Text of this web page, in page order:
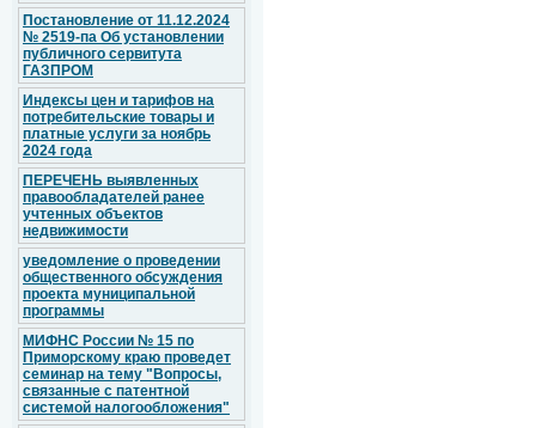
Постановление от 11.12.2024
№ 2519-па Об установлении
публичного сервитута
ГАЗПРОМ
Индексы цен и тарифов на
потребительские товары и
платные услуги за ноябрь
2024 года
ПЕРЕЧЕНЬ выявленных
правообладателей ранее
учтенных объектов
недвижимости
уведомление о проведении
общественного обсуждения
проекта муниципальной
программы
МИФНС России № 15 по
Приморскому краю проведет
семинар на тему "Вопросы,
связанные с патентной
системой налогообложения"